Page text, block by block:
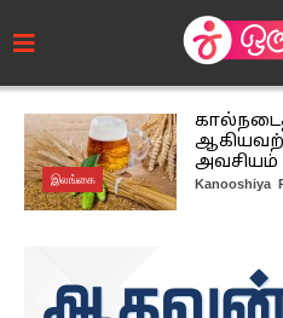
இலங்கை
அவசியம்
Kanooshiya